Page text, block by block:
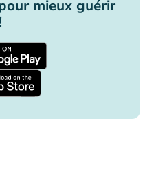
mieux guérir
!